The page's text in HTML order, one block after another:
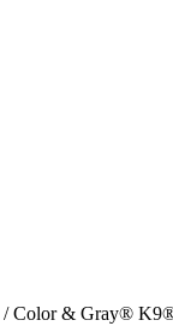
/ Color & Gray®